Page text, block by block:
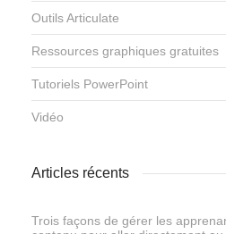
Outils Articulate
Ressources graphiques gratuites
Tutoriels PowerPoint
Vidéo
Articles récents
Trois façons de gérer les